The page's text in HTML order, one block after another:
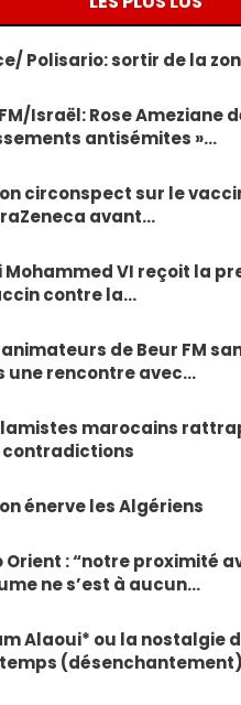
Polisario: sortir de la
Israël: Rose Ameziane
antisémites »…
circonspect sur le
avant…
Mohammed VI reçoit la
contre la…
animateurs de Beur FM
une rencontre avec…
marocains
énerve les Algériens
Orient : “notre proximité
ne s’est à aucun…
Alaoui* ou la nostalgie